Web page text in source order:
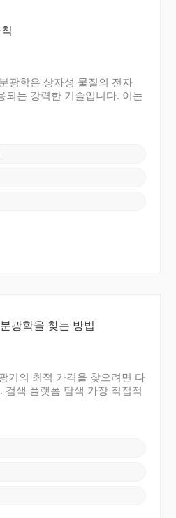
광학은 상자성 물질의 전자
되는 강력한 기술입니다. 이는
공합니다. EPR 분광학의 선
설정합니다. 이러한 선택 규칙
해석과 EPR 스펙트럼에서 의
적입니다. EPR의 순환 선택
발생하려면 스핀 투영 양자수
에 대한 전자 스핀의 방향을
스핀 뒤집기(평행에서 역평
광학을 찾는 방법
기의 최적 가격을 찾으려면 다
색 플랫폼 탐색 가장 직접적
색하는 것이다. 저렴함, 세일
된 가격으로 적합한 EPR 분광
다 . 2. 온라인 B2B 마켓플레
보하는 온라인 마켓플레이스
과학 기술의 가격을 찾고 비교